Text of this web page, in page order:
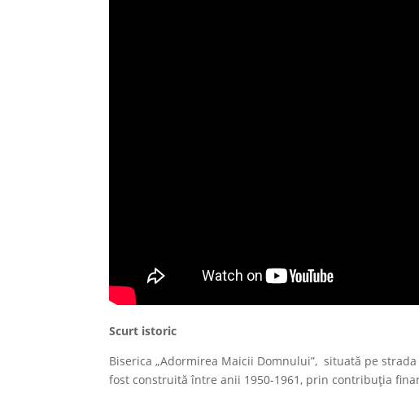
Scurt istoric
Biserica „Adormirea Maicii Domnului”, situată pe
fost construită între anii 1950-1961, prin contribuția